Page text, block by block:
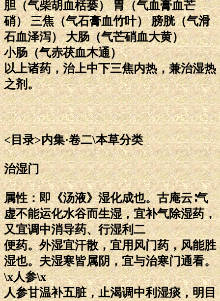
胆（气柴胡血栝蒌） 胃（气血膏血芒
硝） 三焦（气石膏血竹叶） 膀胱（气滑
石血泽泻） 大肠（气芒硝血大黄）
小肠（气赤茯血木通）
以上诸药，治上中下三焦内热，兼治湿热
之剂。
<目录>内集·卷二\本草分类
治湿门
属性：即《汤液》湿化成也。古庵云∶气
虚不能运化水谷而生湿，宜补气除湿药，
又宜调中消导药、行湿利二
便药。外湿宜汗散，宜用风门药，风能胜
湿也。夫湿寒皆属阴，宜与治寒门通看。
\x人参\x
人参甘温补五脏，止渴调中利湿痰，明目